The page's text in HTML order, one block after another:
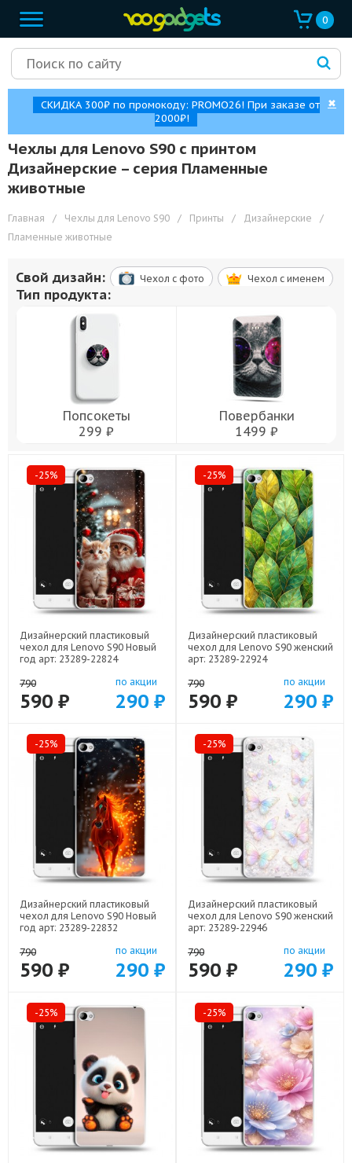
0
СКИДКА 300₽ по промокоду: PROMO26! При заказе от
2000₽!
✖
Чехлы для Lenovo S90 с принтом
Дизайнерские – cерия Пламенные
животные
Главная / Чехлы для Lenovo S90 / Принты / Дизайнерские
/
Пламенные животные
Свой дизайн: Чехол c фото Чехол c именем
Тип продукта:
Попсокеты
299 ₽
Повербанки
1499 ₽
-25%
Дизайнерский пластиковый
чехол для Lenovo S90 Новый
год арт: 23289-22824
790
590 ₽
по акции
290 ₽
-25%
Дизайнерский пластиковый
чехол для Lenovo S90 женский
арт: 23289-22924
790
590 ₽
по акции
290 ₽
-25%
Дизайнерский пластиковый
чехол для Lenovo S90 Новый
год арт: 23289-22832
790
590 ₽
по акции
290 ₽
-25%
Дизайнерский пластиковый
чехол для Lenovo S90 женский
арт: 23289-22946
790
590 ₽
по акции
290 ₽
-25% -25%